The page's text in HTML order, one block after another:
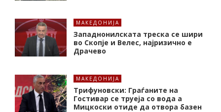
МАКЕДОНИЈА
Западнонилската треска се шири
во Скопје и Велес, најризично е
Драчево
МАКЕДОНИЈА
Трифуновски: Граѓаните на
Гостивар се труеја со вода а
Мицкоски отиде да отвора базен